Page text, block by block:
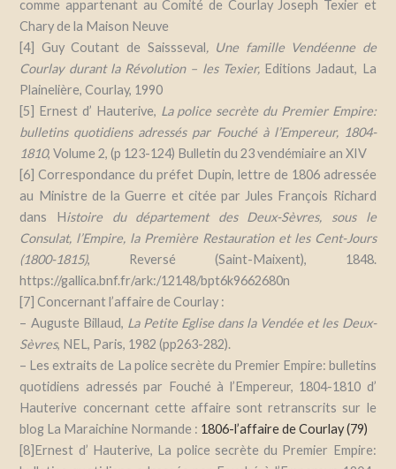
comme appartenant au Comité de Courlay Joseph Texier et
Chary de la Maison Neuve
[4] Guy Coutant de Saissseval, Une famille Vendéenne de
Courlay durant la Révolution – les Texier,Editions Jadaut, La
Plainelière, Courlay, 1990
[5] Ernest d’ Hauterive, La police secrète du Premier Empire:
bulletins quotidiens adressés par Fouché à l’Empereur, 1804-
1810, Volume 2, (p 123-124) Bulletin du 23 vendémiaire an XIV
[6] Correspondance dupréfet Dupin, lettre de 1806 adressée
au Ministre de la Guerre et citée par Jules François Richard
dans Histoire du département des Deux-Sèvres, sous le
Consulat, l’Empire, la Première Restauration et les Cent-Jours
(1800-1815),
Reversé (Saint-Maixent), 1848.
https://gallica.bnf.fr/ark:/12148/bpt6k9662680n
[7] Concernant l’affaire de Courlay :
– Auguste Billaud, La Petite Eglise dans la Vendée et les Deux-
Sèvres, NEL, Paris, 1982 (pp263-282).
– Les extraits de La police secrète du Premier Empire: bulletins
quotidiens adressés par Fouché à l’Empereur, 1804-1810 d’
Hauterive concernant cette affaire sont retranscrits sur le
blog La Maraichine Normande : 1806-l’affaire de Courlay (79)
[8]Ernest d’ Hauterive, La police secrète du Premier Empire: